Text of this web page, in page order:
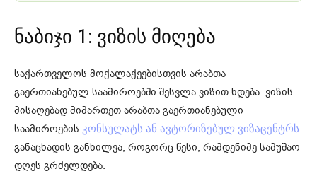
ნაბიჯი 1: ვიზის მიღება
საქართველოს მოქალაქეებისთვის არაბთა
გაერთიანებულ საამიროებში შესვლა ვიზით ხდება. ვიზის
მისაღებად მიმართეთ არაბთა გაერთიანებული
საამიროების კონსულატს ან ავტორიზებულ ვიზაცენტრს.
განაცხადის განხილვა, როგორც წესი, რამდენიმე სამუშაო
დღეს გრძელდება.